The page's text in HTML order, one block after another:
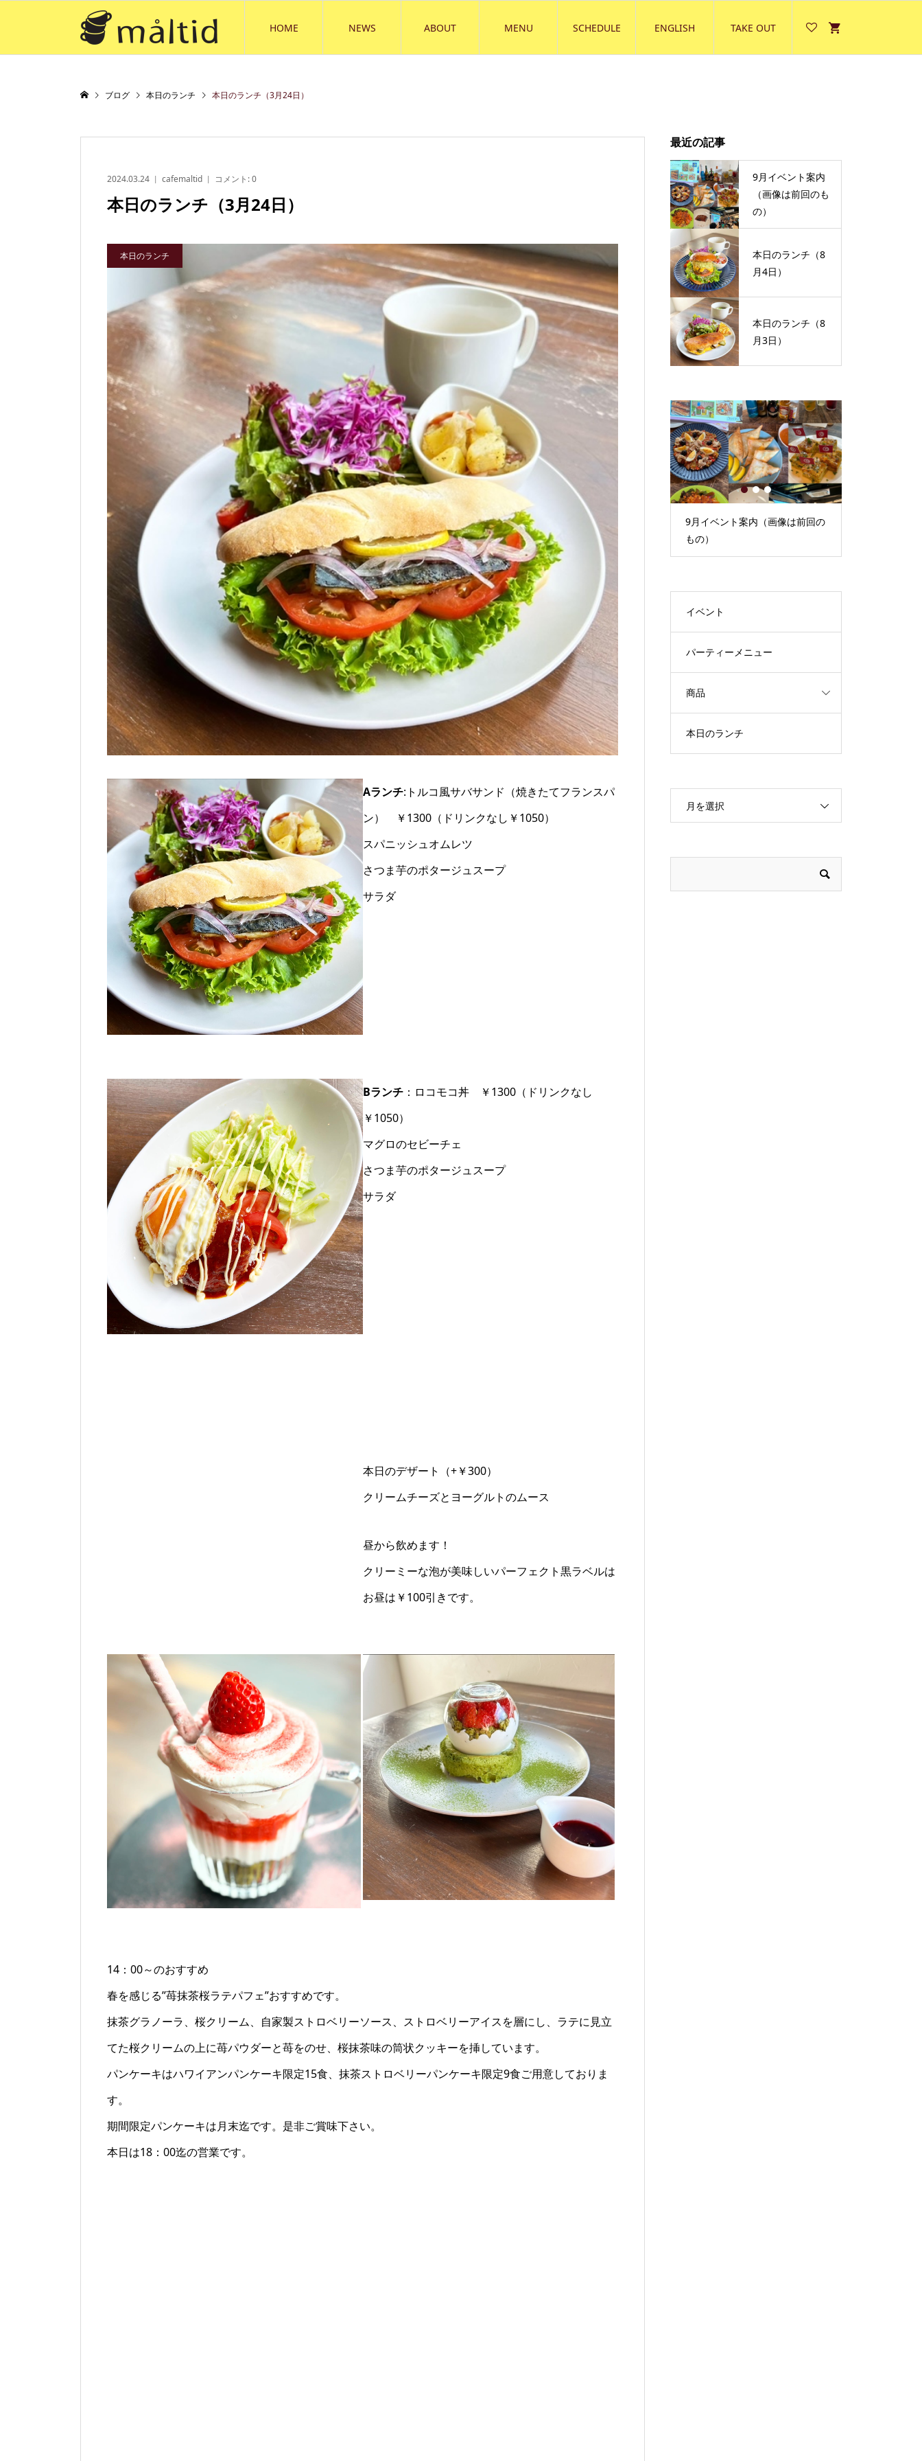
HOME NEWS ABOUT MENU SCHEDULE ENGLISH TAKE OUT
ブログ 本日のランチ 本日のランチ（3月24日）
2024.03.24 cafemaltid コメント:0
本日のランチ（3月24日）
本日のランチ
Aランチ:トルコ風サバサンド（焼きたてフランスパ
ン） ￥1300（ドリンクなし￥1050）
スパニッシュオムレツ
さつま芋のポタージュスープ
サラダ
Bランチ：ロコモコ丼 ￥1300（ドリンクなし
￥1050）
マグロのセビーチェ
さつま芋のポタージュスープ
サラダ
本日のデザート（+￥300）
クリームチーズとヨーグルトのムース
昼から飲めます！
クリーミーな泡が美味しいパーフェクト黒ラベルは
お昼は￥100引きです。
14：00～のおすすめ
春を感じる”苺抹茶桜ラテパフェ”おすすめです。
抹茶グラノーラ、桜クリーム、自家製ストロベリーソース、ストロベリーアイスを層にし、ラテに見立
てた桜クリームの上に苺パウダーと苺をのせ、桜抹茶味の筒状クッキーを挿しています。
パンケーキはハワイアンパンケーキ限定15食、抹茶ストロベリーパンケーキ限定9食ご用意しておりま
す。
期間限定パンケーキは月末迄です。是非ご賞味下さい。
本日は18：00迄の営業です。
最近の記事
9月イベント案内
（画像は前回のも
の）
本日のランチ（8
月4日）
本日のランチ（8
月3日）
本日のランチ（8月3日）
9月イベント案内（画像は前回の
もの）
1 2 3
イベント
パーティーメニュー
商品
本日のランチ
月を選択